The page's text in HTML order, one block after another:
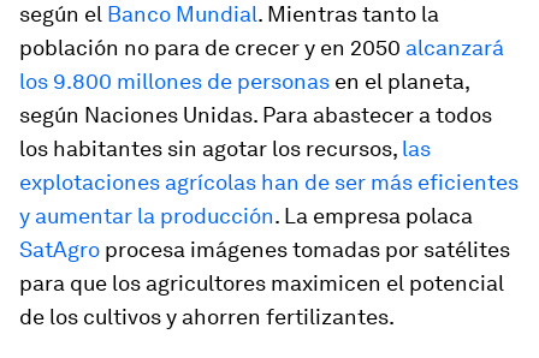
según el Banco Mundial. Mientras tanto la
población no para de crecer y en 2050 alcanzará
los 9.800 millones de personas en el planeta,
según Naciones Unidas. Para abastecer a todos
los habitantes sin agotar los recursos, las
explotaciones agríco­las han de ser más eficientes
y aumentar la producción. La empresa polaca
SatAgro procesa imágenes tomadas por satélites
para que los agricultores maximicen el potencial
de los cultivos y ahorren fertilizantes.